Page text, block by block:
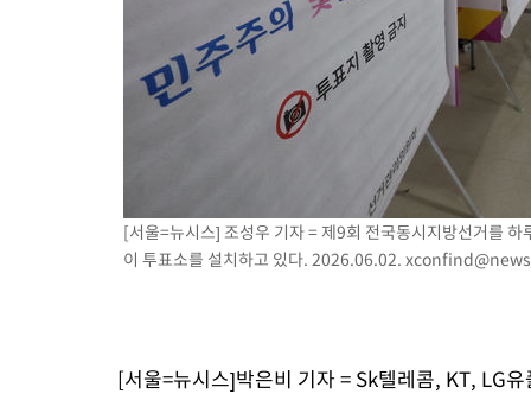
[속보]원·달러 환율, 오전 9시 1423.8원
[속보]삼성전자·SK하이닉스 동반 강보합…1%대 상승 출발
[속보]코스닥, 5.95포인트(0.74%) 상승한 807.62개장
[속보]코스피, 6300선 재탈환…1.09% 오른 6365.07 개장
시리아 다마스쿠스 교외에서 미니버스 폭발.. 14명 부상, 3명은
입추에도 극한더위…서울 낮 39도 '폭염중대경보'
이란, 호르무즈서 "적국 목표물들"과 대치로 남부 케슘섬에서
[서울=뉴시스] 조성우 기자 = 제9회 전국동시지방선거를
이 투표소를 설치하고 있다. 2026.06.02.
[서울=뉴시스]박은비 기자 = Sk텔레콤, KT, LG